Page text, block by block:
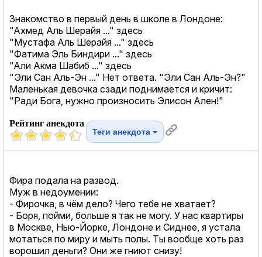
Знакомство в первый день в школе в Лондоне:
"Ахмед Аль Шерайя ..." здесь
"Мустафа Аль Шерайя ..." здесь
"Фатима Эль Биндири ..." здесь
"Али Акма Шабиб ..." здесь
"Эли Сан Аль-Эн ..." Нет ответа. "Эли Сан Аль-Эн?"
Маленькая девочка сзади поднимается и кричит:
"Ради Бога, нужно произносить Элисон Ален!"
Рейтинг анекдота
Теги анекдота
Фира подала на развод.
Муж в недоумении:
- Фирочка, в чём дело? Чего тебе не хватает?
- Боря, пойми, больше я так не могу. У нас квартиры
в Москве, Нью-Йорке, Лондоне и Сиднее, я устала
мотаться по миру и мыть полы. Ты вообще хоть раз
ворошил деньги? Они же гниют снизу!